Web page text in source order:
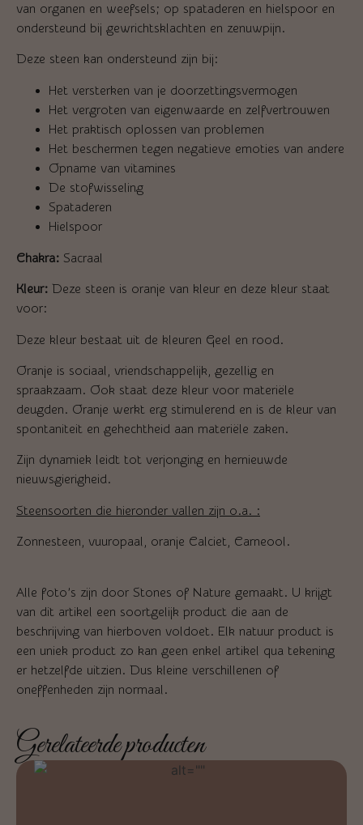
van organen en weefsels; op spataderen en hielspoor en
ondersteund bij gewrichtsklachten en zenuwpijn.
Deze steen kan ondersteund zijn bij:
Het versterken van je doorzettingsvermogen
Het vergroten van eigenwaarde en zelfvertrouwen
Het praktisch oplossen van problemen
Het beschermen tegen negatieve emoties van andere
Opname van vitamines
De stofwisseling
Spataderen
Hielspoor
Chakra: Sacraal
Kleur: Deze steen is oranje van kleur en deze kleur staat
voor:
Deze kleur bestaat uit de kleuren Geel en rood.
Oranje is sociaal, vriendschappelijk, gezellig en
spraakzaam. Ook staat deze kleur voor materiële
deugden. Oranje werkt erg stimulerend en is de kleur van
spontaniteit en gehechtheid aan materiële zaken.
Zijn dynamiek leidt tot verjonging en hernieuwde
nieuwsgierigheid.
Steensoorten die hieronder vallen zijn o.a. :
Zonnesteen, vuuropaal, oranje Calciet, Carneool.
Alle foto’s zijn door Stones of Nature gemaakt. U krijgt
van dit artikel een soortgelijk product die aan de
beschrijving van hierboven voldoet. Elk natuur product is
een uniek product zo kan geen enkel artikel qua tekening
er hetzelfde uitzien. Dus kleine verschillenen of
oneffenheden zijn normaal.
Gerelateerde producten